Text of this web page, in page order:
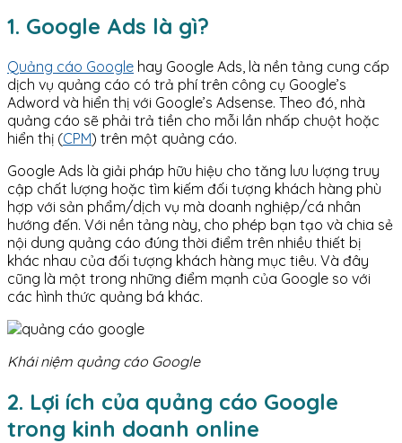
1. Google Ads là gì?
Quảng cáo Google hay Google Ads, là nền tảng cung cấp
dịch vụ quảng cáo có trả phí trên công cụ Google’s
Adword và hiển thị với Google’s Adsense. Theo đó, nhà
quảng cáo sẽ phải trả tiền cho mỗi lần nhấp chuột hoặc
hiển thị (CPM) trên một quảng cáo.
Google Ads là giải pháp hữu hiệu cho tăng lưu lượng truy
cập chất lượng hoặc tìm kiếm đối tượng khách hàng phù
hợp với sản phẩm/dịch vụ mà doanh nghiệp/cá nhân
hướng đến. Với nền tảng này, cho phép bạn tạo và chia sẻ
nội dung quảng cáo đúng thời điểm trên nhiều thiết bị
khác nhau của đối tượng khách hàng mục tiêu. Và đây
cũng là một trong những điểm mạnh của Google so với
các hình thức quảng bá khác.
Khái niệm quảng cáo Google
2. Lợi ích của quảng cáo Google
trong kinh doanh online